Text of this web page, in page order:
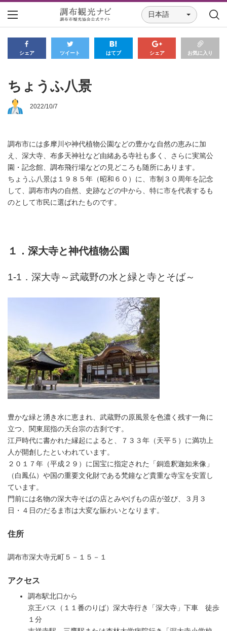
日本語
シェア ツイート はてブ シェア お気に入り
ちょうふ八景
2022/10/7
調布市には多摩川や神代植物公園などの豊かな自然の恵みに加
え、深大寺、布多天神社など由緒ある寺社も多く、さらに実篤公
園・記念館、調布飛行場などの見どころも随所にあります。
ちょうふ八景は１９８５年（昭和６０）に、市制３０周年を記念
して、調布市内の自然、史跡などの中から、特に市を代表するも
のとして市民に選ばれたものです。
１．深大寺と神代植物公園
1-1．深大寺～武蔵野の水と緑と寺とそば～
豊かな緑と湧き水に恵まれ、武蔵野の原風景を色濃く残す一角に
立つ、関東屈指の天台宗の古刹です。
江戸時代に書かれた縁起によると、７３３年（天平５）に満功上
人が開創したといわれています。
２０１７年（平成２９）に国宝に指定された「銅造釈迦如来像」
（白鳳仏）や国の重要文化財である梵鐘など貴重な寺宝を安置し
ています。
門前には名物の深大寺そばの店とみやげもの店が並び、３月３
日・４日のだるま市は大変な賑わいとなります。
住所
調布市深大寺元町５－１５－１
アクセス
調布駅北口から
京王バス（１１番のりば）深大寺行き「深大寺」下車 徒歩
１分